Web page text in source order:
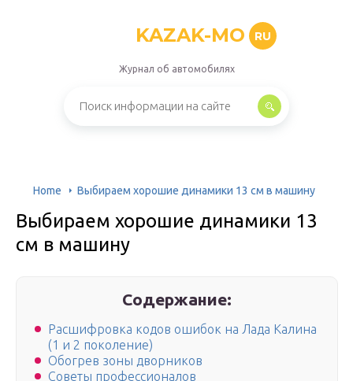
KAZAK-MO RU
Журнал об автомобилях
Home Выбираем хорошие динамики 13 см в машину
Выбираем хорошие динамики 13
см в машину
Содержание:
Расшифровка кодов ошибок на Лада Калина
(1 и 2 поколение)
Обогрев зоны дворников
Советы профессионалов